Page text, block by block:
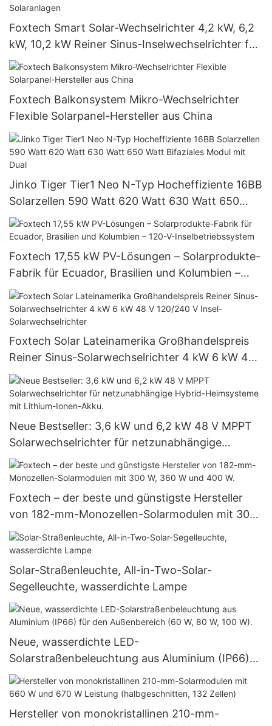
Foxtech Smart Solar-Wechselrichter 4,2 kW, 6,2
kW, 10,2 kW Reiner Sinus-Inselwechselrichter für
netzunabhängige Solaranlagen
Foxtech Balkonsystem Mikro-Wechselrichter
Flexible Solarpanel-Hersteller aus China
Jinko Tiger Tier1 Neo N-Typ Hocheffiziente 16BB
Solarzellen 590 Watt 620 Watt 630 Watt 650
Watt Bifaziales Modul mit Dual
Foxtech 17,55 kW PV-Lösungen – Solarprodukte-
Fabrik für Ecuador, Brasilien und Kolumbien –
120-V-Inselbetriebssystem
Foxtech Solar Lateinamerika Großhandelspreis
Reiner Sinus-Solarwechselrichter 4 kW 6 kW 48
V 120/240 V Insel-Solarwechselrichter
Neue Bestseller: 3,6 kW und 6,2 kW 48 V MPPT
Solarwechselrichter für netzunabhängige
Hybrid-Heimsysteme mit Lithium-Ionen-Akku.
Foxtech – der beste und günstigste Hersteller
von 182-mm-Monozellen-Solarmodulen mit 300
W, 360 W und 400 W.
Solar-Straßenleuchte, All-in-Two-Solar-
Segelleuchte, wasserdichte Lampe
Neue, wasserdichte LED-
Solarstraßenbeleuchtung aus Aluminium (IP66)
für den Außenbereich (60 W, 80 W, 100 W).
Hersteller von monokristallinen 210-mm-